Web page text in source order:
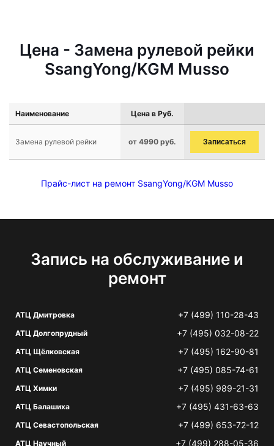
Цена - Замена рулевой рейки
SsangYong/KGM Musso
Наименование Цена в Руб.
Замена рулевой рейки от 4990 руб. Записаться
Прайс-лист на ремонт SsangYong/KGM Musso
Запись на обслуживание и
ремонт
АТЦ Дмитровка +7 (499) 110-28-43
АТЦ Долгопрудный +7 (495) 032-08-22
АТЦ Щёлковская +7 (495) 162-90-81
АТЦ Семеновская +7 (495) 085-74-61
АТЦ Химки +7 (495) 989-21-31
АТЦ Балашиха +7 (495) 431-63-63
АТЦ Севастопольская +7 (499) 653-72-12
АТЦ Научный +7 (499) 288-05-36